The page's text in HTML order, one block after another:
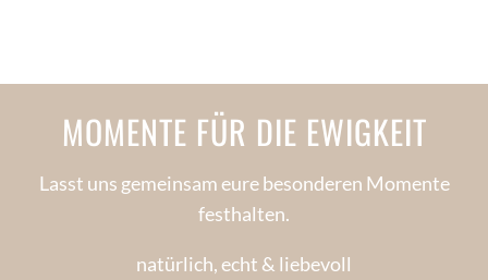
MOMENTE FÜR DIE EWIGKEIT
Lasst uns gemeinsam eure besonderen Momente
festhalten.
natürlich, echt & liebevoll